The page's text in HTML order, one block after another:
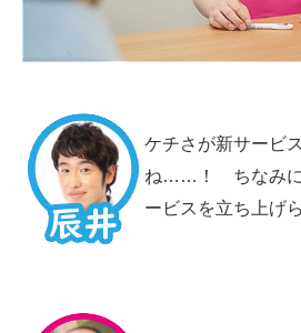
ケチさが新サービ
ね……！ ちなみに
ービスを立ち上げ